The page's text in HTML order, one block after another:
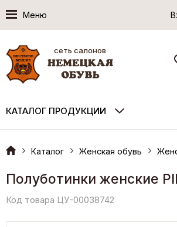
Меню
сеть салонов
КАТАЛОГ ПРОДУКЦИИ
Каталог Женская обувь
Полуботинки женские
Код товара ЦУ-00038742